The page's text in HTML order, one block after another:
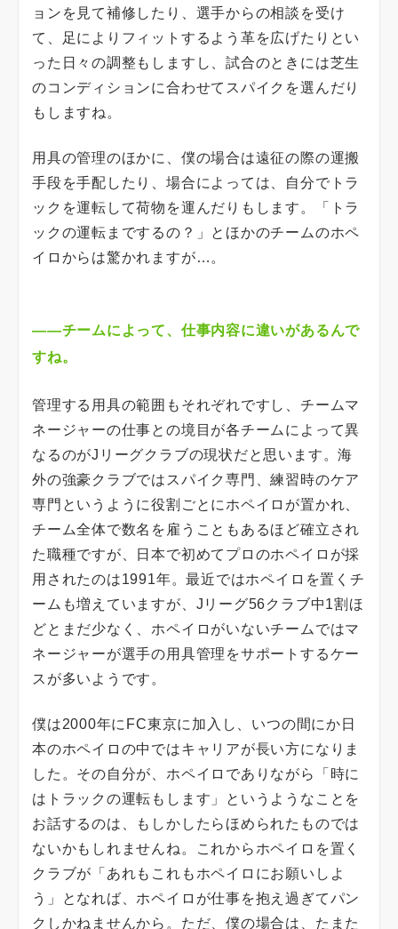
ョンを見て補修したり、選手からの相談を受け
て、足によりフィットするよう革を広げたりとい
った日々の調整もしますし、試合のときには芝生
のコンディションに合わせてスパイクを選んだり
もしますね。
用具の管理のほかに、僕の場合は遠征の際の運搬
手段を手配したり、場合によっては、自分でトラ
ックを運転して荷物を運んだりもします。「トラ
ックの運転までするの？」とほかのチームのホペ
イロからは驚かれますが…。
――チームによって、仕事内容に違いがあるんで
すね。
管理する用具の範囲もそれぞれですし、チームマ
ネージャーの仕事との境目が各チームによって異
なるのがJリーグクラブの現状だと思います。海
外の強豪クラブではスパイク専門、練習時のケア
専門というように役割ごとにホペイロが置かれ、
チーム全体で数名を雇うこともあるほど確立され
た職種ですが、日本で初めてプロのホペイロが採
用されたのは1991年。最近ではホペイロを置くチ
ームも増えていますが、Jリーグ56クラブ中1割ほ
どとまだ少なく、ホペイロがいないチームではマ
ネージャーが選手の用具管理をサポートするケー
スが多いようです。
僕は2000年にFC東京に加入し、いつの間にか日
本のホペイロの中ではキャリアが長い方になりま
した。その自分が、ホペイロでありながら「時に
はトラックの運転もします」というようなことを
お話するのは、もしかしたらほめられたものでは
ないかもしれませんね。これからホペイロを置く
クラブが「あれもこれもホペイロにお願いしよ
う」となれば、ホペイロが仕事を抱え過ぎてパン
クしかねませんから。ただ、僕の場合は、たまた